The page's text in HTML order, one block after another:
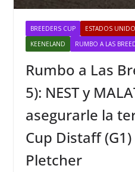
BREEDERS CUP ESTADOS
KEENELAND
RUMBO A LAS
Rumbo a Las
5): NEST y
asegurarle la
Cup Distaff
Pletcher